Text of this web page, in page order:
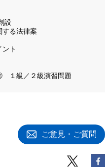
設
る法律案
ト
１級／２級演習問題
ご意見・ご質問